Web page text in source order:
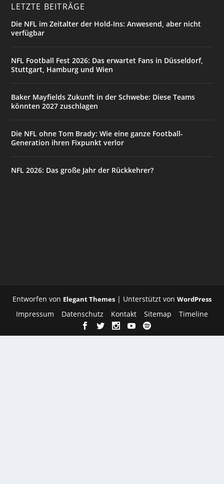
LETZTE BEITRÄGE
Die NFL im Zeitalter der Hold-Ins: Anwesend, aber nicht
verfügbar
NFL Football Fest 2026: Das erwartet Fans in Düsseldorf,
Stuttgart, Hamburg und Wien
Baker Mayfields Zukunft in der Schwebe: Diese Teams
könnten 2027 zuschlagen
Die NFL ohne Tom Brady: Wie eine ganze Football-
Generation ihren Fixpunkt verlor
NFL 2026: Das große Jahr der Rückkehrer?
Entworfen von Elegant Themes | Unterstützt von WordPress
Impressum Datenschutz Kontakt Sitemap Timeline